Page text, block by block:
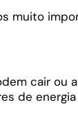
muito
cair ou
de